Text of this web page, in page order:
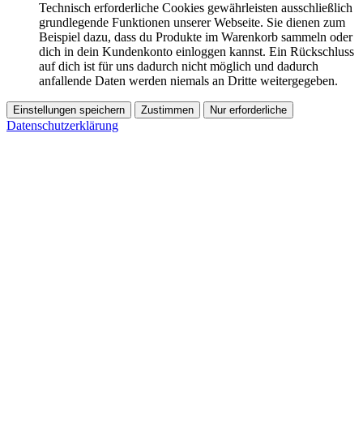
Technisch erforderliche Cookies gewährleisten ausschließlich
grundlegende Funktionen unserer Webseite. Sie dienen zum
Beispiel dazu, dass du Produkte im Warenkorb sammeln oder
dich in dein Kundenkonto einloggen kannst. Ein Rückschluss
auf dich ist für uns dadurch nicht möglich und dadurch
anfallende Daten werden niemals an Dritte weitergegeben.
Einstellungen speichern Zustimmen Nur erforderliche
Datenschutzerklärung